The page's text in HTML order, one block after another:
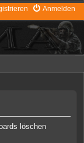
Anmelden
löschen